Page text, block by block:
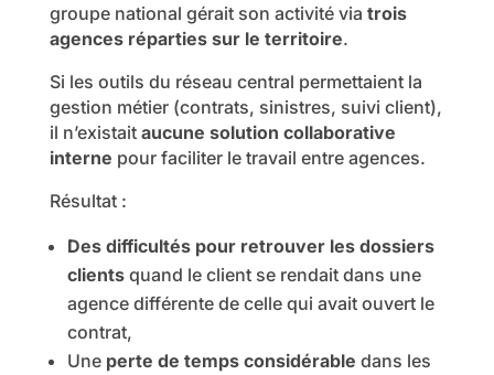
groupe national gérait son activité via trois
agences réparties sur le territoire.
Si les outils du réseau central permettaient la
gestion métier (contrats, sinistres, suivi client),
il n’existait aucune solution collaborative
interne pour faciliter le travail entre agences.
Résultat :
Des difficultés pour retrouver les dossiers
clientsquand le client se rendait dans une
agence différente de celle qui avait ouvert le
contrat,
Une perte de temps considérable dans les